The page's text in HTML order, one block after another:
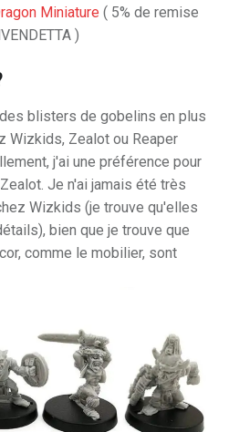
Miniature ( 5% de remise
)
blisters de gobelins en plus
Wizkids, Zealot ou Reaper
j'ai une préférence pour
Je n'ai jamais été très
Wizkids (je trouve qu'elles
bien que je trouve que
comme le mobilier, sont